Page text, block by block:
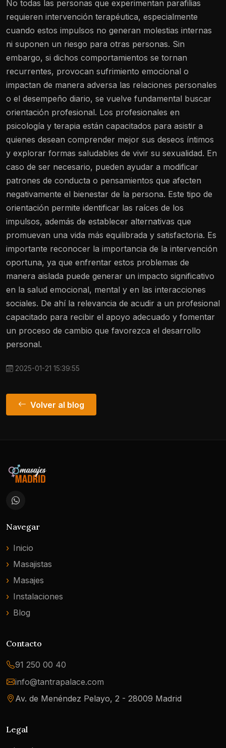
No todas las personas que experimentan parafilias
requieren intervención terapéutica, especialmente
cuando estos impulsos no generan molestias internas
ni suponen un riesgo para otras personas. Sin
embargo, si dichos comportamientos se tornan
recurrentes, provocan sufrimiento emocional o
impactan de manera adversa las relaciones personales
o el desempeño diario, se vuelve fundamental buscar
orientación profesional. Los profesionales en
psicología y terapia están capacitados para asistir a
quienes desean comprender mejor sus deseos íntimos
y explorar formas saludables de vivir su sexualidad. En
caso de ser necesario, pueden ayudar a modificar
patrones de conducta o pensamientos que afecten
negativamente el bienestar de la persona. Este tipo de
orientación permite identificar las raíces de los
impulsos, además de establecer alternativas que
promuevan una vida más equilibrada y satisfactoria. Es
importante reconocer la importancia de la intervención
oportuna, ya que enfrentar estos problemas de
manera aislada puede generar un impacto significativo
en la salud emocional, mental y en las interacciones
sociales. De ahí la relevancia de acudir a un profesional
capacitado para recibir el apoyo adecuado y fomentar
un proceso de cambio que favorezca el desarrollo
personal.
2025-01-21 15:39:55
Volver al blog
Navegar
Inicio
Masajistas
Masajes
Instalaciones
Blog
Contacto
91 250 00 40
info@tantrapalace.com
Av. de Menéndez Pelayo, 2 - 28009 Madrid
Legal